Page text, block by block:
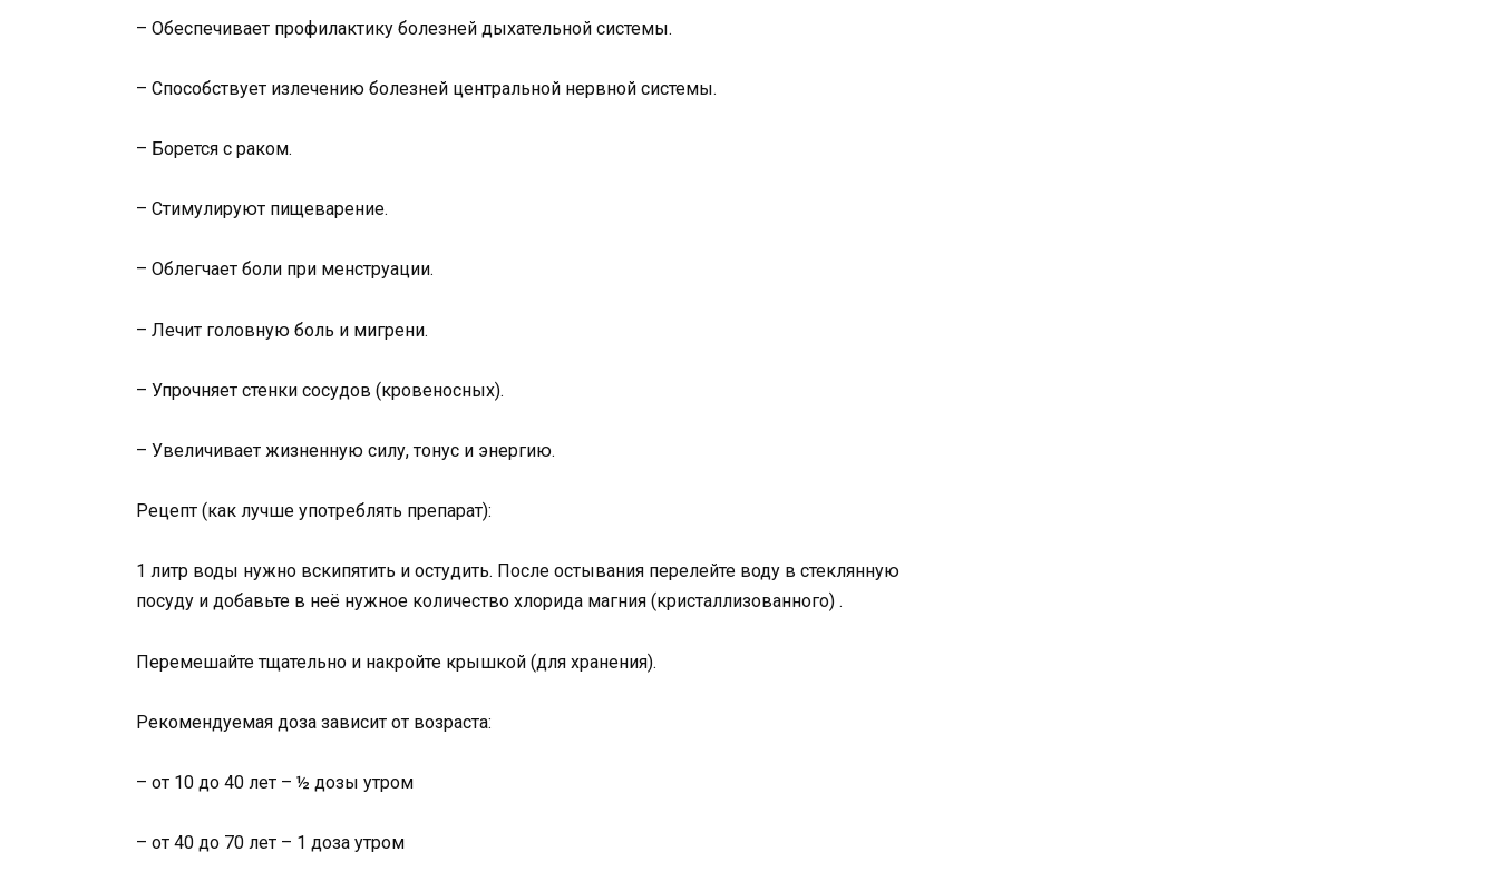
– Обеспечивает профилактику болезней дыхательной системы.
– Способствует излечению болезней центральной нервной системы.
– Борется с раком.
– Стимулируют пищеварение.
– Облегчает боли при менструации.
– Лечит головную боль и мигрени.
– Упрочняет стенки сосудов (кровеносных).
– Увеличивает жизненную силу, тонус и энергию.
Рецепт (как лучше употреблять препарат):
1 литр воды нужно вскипятить и остудить. После остывания перелейте воду в стеклянную
посуду и добавьте в неё нужное количество хлорида магния (кристаллизованного) .
Перемешайте тщательно и накройте крышкой (для хранения).
Рекомендуемая доза зависит от возраста:
– от 10 до 40 лет – ½ дозы утром
– от 40 до 70 лет – 1 доза утром